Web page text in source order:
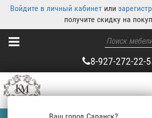
Войдите в личный кабинет или
получите скидку на
8-927-272-22-